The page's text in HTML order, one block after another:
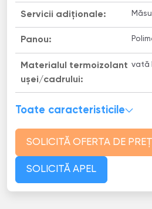
Servicii adiționale:
Panou:
Materialul termoizolant
uşei/cadrului:
vată
Toate caracteristicile
SOLICITĂ OFERTA DE PREȚ
SOLICITĂ APEL